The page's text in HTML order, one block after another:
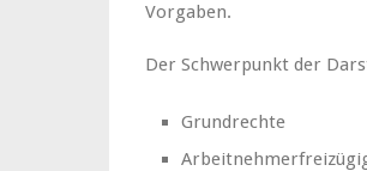
Vorgaben.
Der Schwerpunkt der
Grundrechte